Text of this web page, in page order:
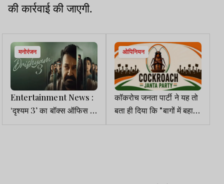
की कार्रवाई की जाएगी.
मनोरंजन
Entertainment News :
‘दृश्यम 3’ का बॉक्स ऑफिस पर
धमाका, ओपनिंग डे पर कमाए
ओपिनियन
कॉकरोच जनता पार्टी ने यह तो
बता ही दिया कि "बागों में बहार"
नहीं है